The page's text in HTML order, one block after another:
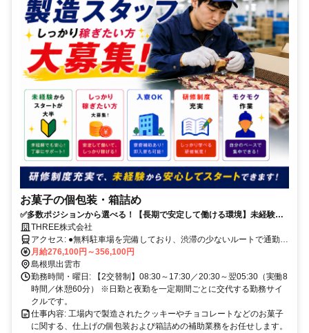
お菓子の個包装・箱詰め
✅多数ポジションから選べる！【長期で安定して働ける環境】未経験か
らスタートできるお菓子の個包装・箱詰めスタッフ募集
THREE株式会社
アクセス: ●無料駐車場を完備しており、渋滞の少ないルートで通勤い
ただけます・周辺にはコンビニ、ファミリーレストラン、うどん店な
どの飲食店が点在・お昼ごはんの選択肢が多く、毎日の楽しみになり
ます。
月給276,100円～356,100円
島根県出雲市
勤務時間・曜日: 【2交替制】08:30～17:30／20:30～翌05:30（実働8
時間／休憩60分） ※日勤と夜勤を一定期間ごとに交代する勤務サイ
クルです。
仕事内容: 工場内で製造されたクッキーやチョコレートなどのお菓子
に関する、仕上げの個包装および箱詰めの補助業務をお任せします。